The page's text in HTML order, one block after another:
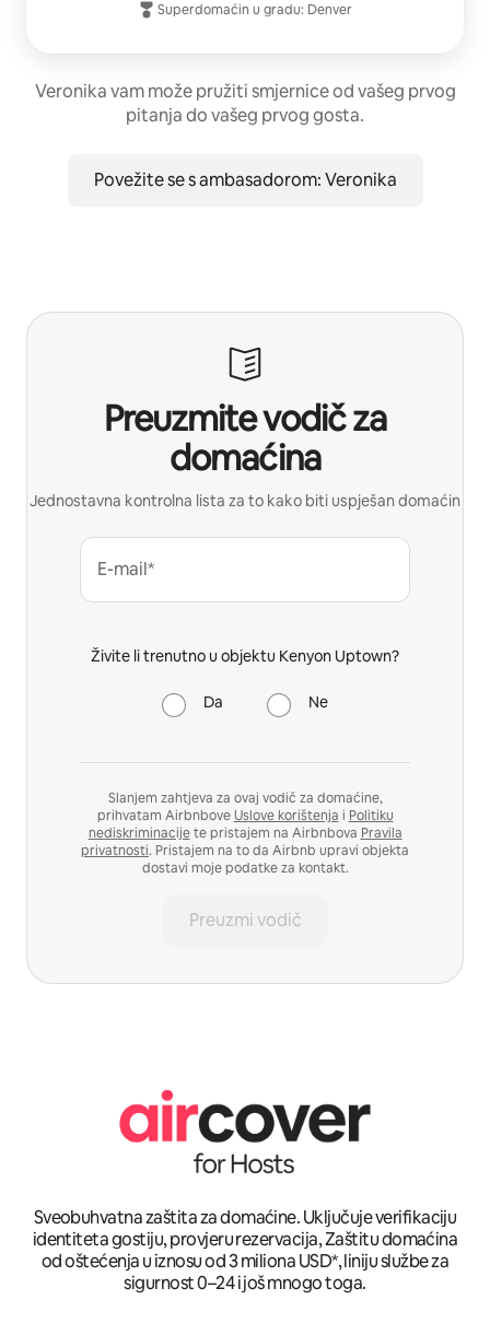
Superdomaćin u gradu: Denver
Veronika vam može pružiti smjernice od vašeg prvog
pitanja do vašeg prvog gosta.
Povežite se s ambasadorom: Veronika
Preuzmite vodič za
domaćina
Jednostavna kontrolna lista za to kako biti uspješan domaćin
E-mail*
Živite li trenutno u objektu Kenyon Uptown?
Da Ne
Slanjem zahtjeva za ovaj vodič za domaćine,
prihvatam AirbnboveUslove korištenja i Politiku
nediskriminacijete pristajem na Airbnbova Pravila
privatnosti. Pristajem na to da Airbnb upravi objekta
dostavi moje podatke za kontakt.
Preuzmi vodič
Sveobuhvatna zaštita za domaćine. Uključuje verifikaciju
identiteta gostiju, provjeru rezervacija, Zaštitu domaćina
od oštećenja u iznosu od 3 miliona USD*, liniju službe za
sigurnost 0–24 i još mnogo toga.